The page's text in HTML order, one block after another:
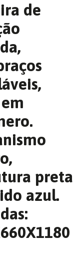
de
preta
azul.